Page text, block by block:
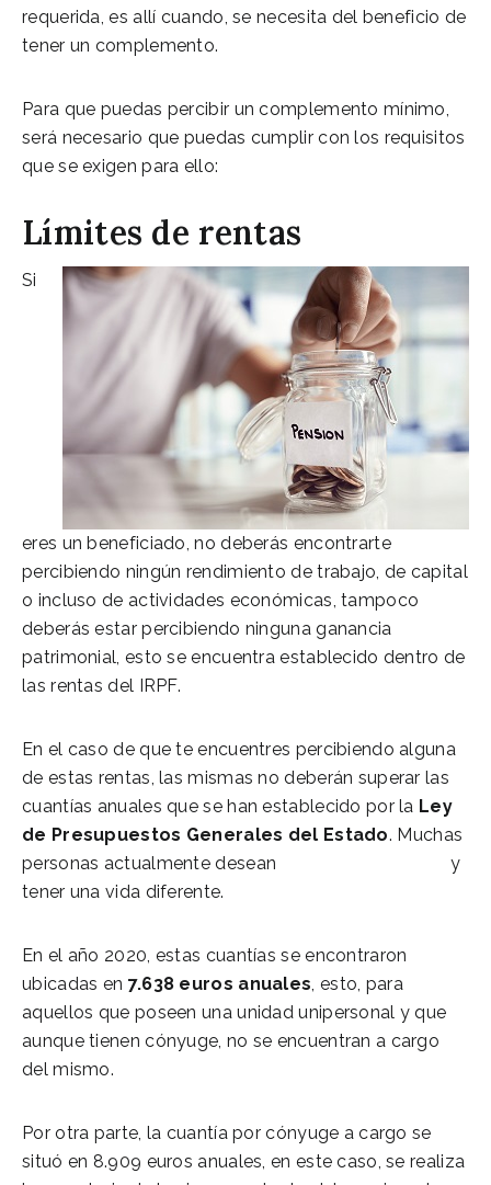
requerida, es allí cuando, se necesita del beneficio de
tener un complemento.
Para que puedas percibir un complemento mínimo,
será necesario que puedas cumplir con los requisitos
que se exigen para ello:
Límites de rentas
Si
eres un beneficiado, no deberás encontrarte
percibiendo ningún rendimiento de trabajo, de capital
o incluso de actividades económicas, tampoco
deberás estar percibiendo ninguna ganancia
patrimonial, esto se encuentra establecido dentro de
las rentas del IRPF.
En el caso de que te encuentres percibiendo alguna
de estas rentas, las mismas no deberán superar las
cuantías anuales que se han establecido por la Ley
de Presupuestos Generales del Estado. Muchas
personas actualmente desean
y
tener una vida diferente.
En el año 2020, estas cuantías se encontraron
ubicadas en 7.638 euros anuales, esto, para
aquellos que poseen una unidad unipersonal y que
aunque tienen cónyuge, no se encuentran a cargo
del mismo.
Por otra parte, la cuantía por cónyuge a cargo se
situó en 8.909 euros anuales, en este caso, se realiza